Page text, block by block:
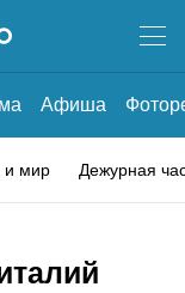
Афиша
и мир Дежурная